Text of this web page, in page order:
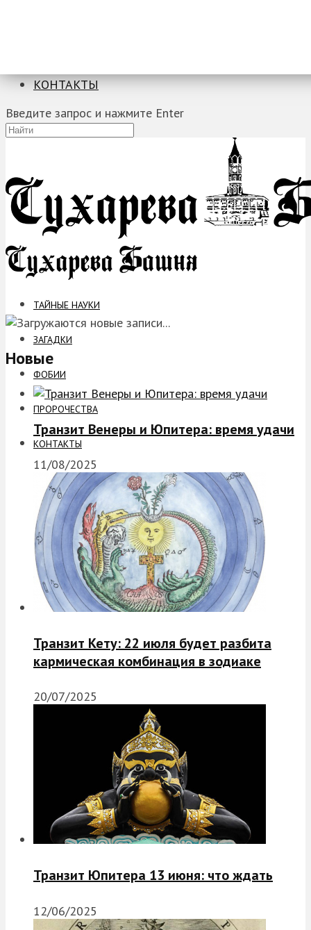
КОНТАКТЫ
Введите запрос и нажмите Enter
ТАЙНЫЕ НАУКИ
ЗАГАДКИ
ФОБИИ
ПРОРОЧЕСТВА
КОНТАКТЫ
Новые
Транзит Венеры и Юпитера: время удачи
11/08/2025
Транзит Кету: 22 июля будет разбита
кармическая комбинация в зодиаке
20/07/2025
Транзит Юпитера 13 июня: что ждать
12/06/2025